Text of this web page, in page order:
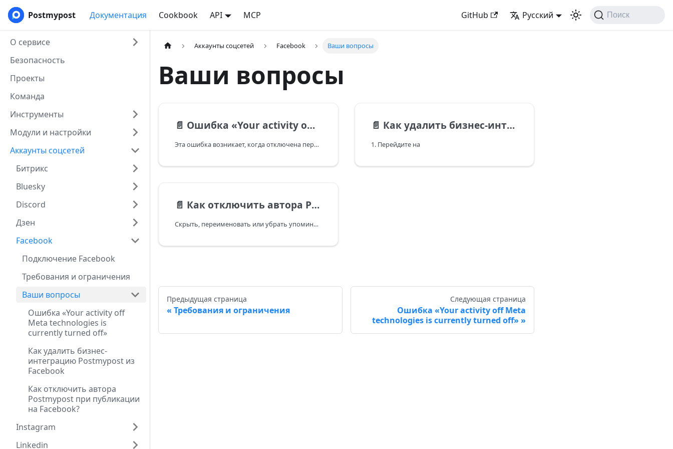
Postmypost Документация Cookbook API MCP GitHub Русский Поиск
О сервисе
Безопасность
Проекты
Команда
Инструменты
Модули и настройки
Аккаунты соцсетей
Битрикс
Bluesky
Discord
Дзен
Facebook
Подключение Facebook
Требования и ограничения
Ваши вопросы
Ошибка «Your activity off
Meta technologies is
currently turned off»
Как удалить бизнес-
интеграцию Postmypost из
Facebook
Как отключить автора
Postmypost при публикации
на Facebook?
Instagram
Linkedin
Аккаунты соцсетей Facebook Ваши вопросы
Ваши вопросы
📄️ Ошибка «Your activity off Meta technologies is currently turned off»
Эта ошибка возникает, когда отключена передача данных между внешними приложениями и вашим аккаунтом
📄️ Как удалить бизнес-интеграцию Postmypost из Facebook
1. Перейдите на
📄️ Как отключить автора Postmypost при публикации на Facebook?
Скрыть, переименовать или убрать упоминание приложения‑источника (Postmypost) у публикации на Facebook нельзя. Это ограничение платформы: Facebook/Meta (Graph API) фиксирует, через какое приложение создан пост, и сторонние сервисы не могут подменять или скрывать источник.
Предыдущая страница
Требования и ограничения
Следующая страница
Ошибка «Your activity off Meta
technologies is currently turned off»